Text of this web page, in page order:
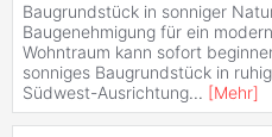
Baugrundstück in sonniger
Baugenehmigung für ein
Wohntraum kann sofort
sonniges Baugrundstück in
Südwest-Ausrichtung... [Mehr]